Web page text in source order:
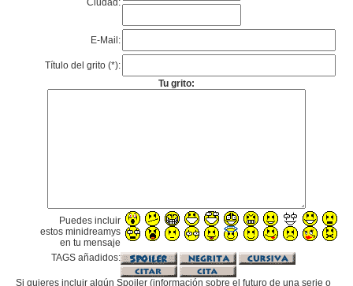
Ciudad:
E-Mail:
Título del grito (*):
Tu grito:
Puedes incluir
estos minidreamys
en tu mensaje
TAGS añadidos:
Si quieres incluir algún Spoiler (información sobre el futuro de una serie o